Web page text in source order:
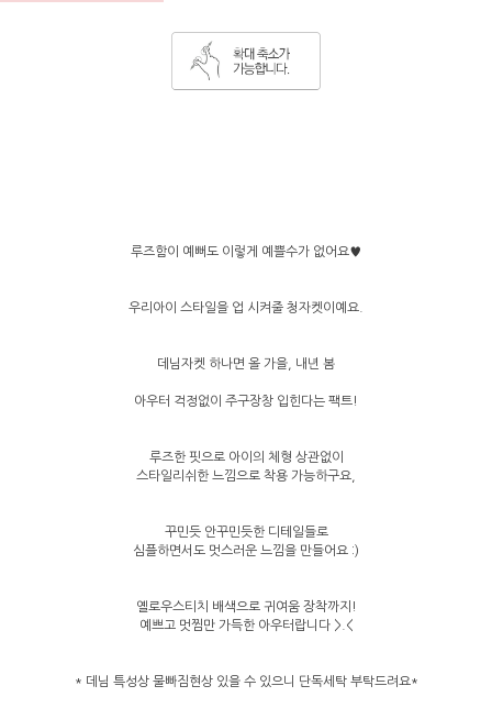
루즈함이 예뻐도 이렇게 예쁠수가 없어요♥
우리아이 스타일을 업 시켜줄 청자켓이예요.
데님자켓 하나면 올 가을, 내년 봄
아우터 걱정없이 주구장창 입힌다는 팩트!
루즈한 핏으로 아이의 체형 상관없이
스타일리쉬한 느낌으로 착용 가능하구요,
꾸민듯 안꾸민듯한 디테일들로
심플하면서도 멋스러운 느낌을 만들어요 :)
옐로우스티치 배색으로 귀여움 장착까지!
예쁘고 멋찜만 가득한 아우터랍니다 >.<
* 데님 특성상 물빠짐현상 있을 수 있으니 단독세탁 부탁드려요*